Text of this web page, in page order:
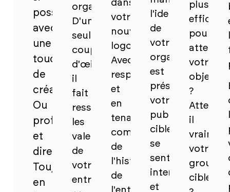
possible,
avec
une
touche
de
créativité.
Ou
professionnel
et
direct.
Toujours
en
organisation.
D'un
seul
coup
d'œil,
il
fait
ressortir
les
valeurs
de
votre
entreprise,
dans
votre
nouveau
logo.
Avec
respect
et
en
tenant
compte
de
l'histoire
de
l'identité
de
votre
organisation
est
préservée,
votre
public
cible
se
sent
interpellé
et
plus
efficace
pour
votre
objectif
?
Atteint-
il
votre
groupe
cible